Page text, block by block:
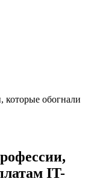
которые обогнали
IT-